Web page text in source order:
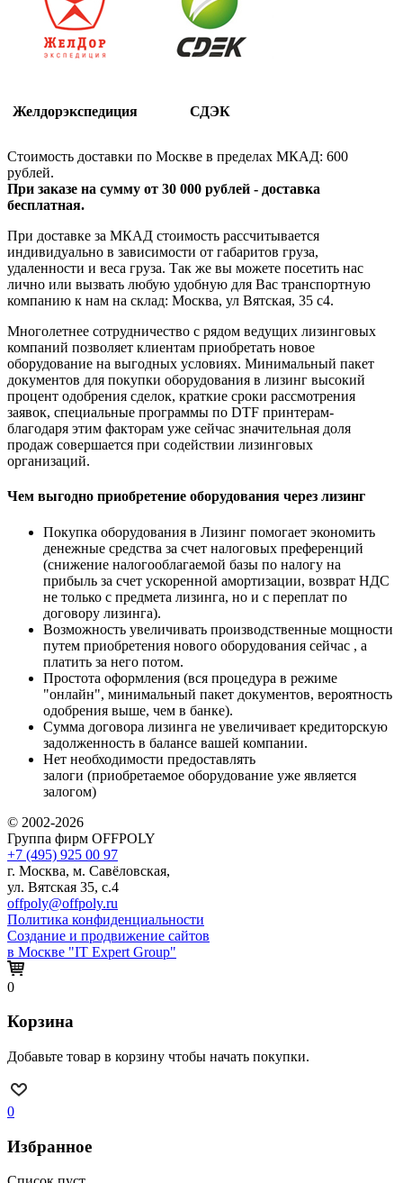
Желдорэкспедиция СДЭК
Стоимость доставки по Москве в пределах МКАД: 600
рублей.
При заказе на сумму от 30 000 рублей - доставка
бесплатная.
При доставке за МКАД стоимость рассчитывается
индивидуально в зависимости от габаритов груза,
удаленности и веса груза. Так же вы можете посетить нас
лично или вызвать любую удобную для Вас транспортную
компанию к нам на склад: Москва, ул Вятская, 35 c4.
Многолетнее сотрудничество с рядом ведущих лизинговых
компаний позволяет клиентам приобретать новое
оборудование на выгодных условиях. Минимальный пакет
документов для покупки оборудования в лизинг высокий
процент одобрения сделок, краткие сроки рассмотрения
заявок, специальные программы по DTF принтерам-
благодаря этим факторам уже сейчас значительная доля
продаж совершается при содействии лизинговых
организаций.
Чем выгодно приобретение оборудования через лизинг
Покупка оборудования в Лизинг помогает экономить
денежные средства за счет налоговых преференций
(снижение налогооблагаемой базы по налогу на
прибыль за счет ускоренной амортизации, возврат НДС
не только с предмета лизинга, но и с переплат по
договору лизинга).
Возможность увеличивать производственные мощности
путем приобретения нового оборудования сейчас , а
платить за него потом.
Простота оформления (вся процедура в режиме
"онлайн", минимальный пакет документов, вероятность
одобрения выше, чем в банке).
Сумма договора лизинга не увеличивает кредиторскую
задолженность в балансе вашей компании.
Нет необходимости предоставлять
залоги (приобретаемое оборудование уже является
залогом)
© 2002-2026
Группа фирм OFFPOLY
+7 (495) 925 00 97
г. Москва, м. Савёловская,
ул. Вятская 35, с.4
offpoly@offpoly.ru
Политика конфиденциальности
Создание и продвижение сайтов
в Москве "IT Expert Group"
0
Корзина
Добавьте товар в корзину чтобы начать покупки.
0
Избранное